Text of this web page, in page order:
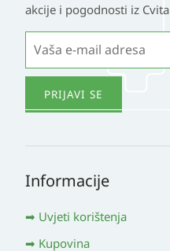
akcije i pogodnosti iz Cvita
Informacije
Uvjeti korištenja
Kupovina